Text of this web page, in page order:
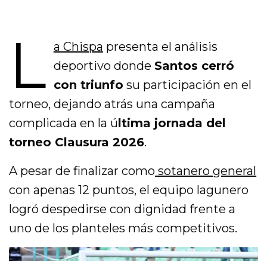
L a Chispa presenta el análisis
deportivo donde Santos cerró
con triunfo su participación en el
torneo, dejando atrás una campaña
complicada en la última jornada del
torneo Clausura 2026.
A pesar de finalizar como sotanero general
con apenas 12 puntos, el equipo lagunero
logró despedirse con dignidad frente a
uno de los planteles más competitivos.